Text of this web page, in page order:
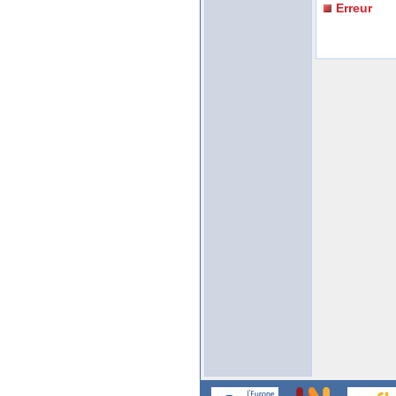
Erreur